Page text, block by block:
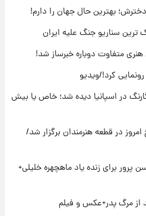
در لوناپارک شیراز؛ آخرین وضعیت
پس از حادثه
و فیلم
محمدحسین میثاقی با موی
بهترین حال جهان را دارم!
سناریو جنگ علیه ایران
متفاوت دوباره خبرساز شد!
کرد!/ویدیو
در اسپانیا دیده شد؛ خاص یا بیش
در قطعه هنرمندان برگزار شد/
برای زنده یاد ماهچهره خلیلی+
مرگ پدر+عکس و فیلم